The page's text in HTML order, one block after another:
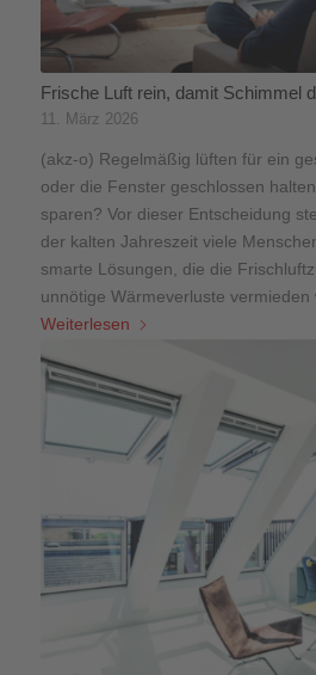
Frische Luft rein, damit Schimmel
11. März 2026
(akz-o) Regelmäßig lüften für ein
oder die Fenster geschlossen
sparen? Vor dieser Entscheidung
der kalten Jahreszeit viele
smarte Lösungen, die die
unnötige Wärmeverluste vermieden
Weiterlesen